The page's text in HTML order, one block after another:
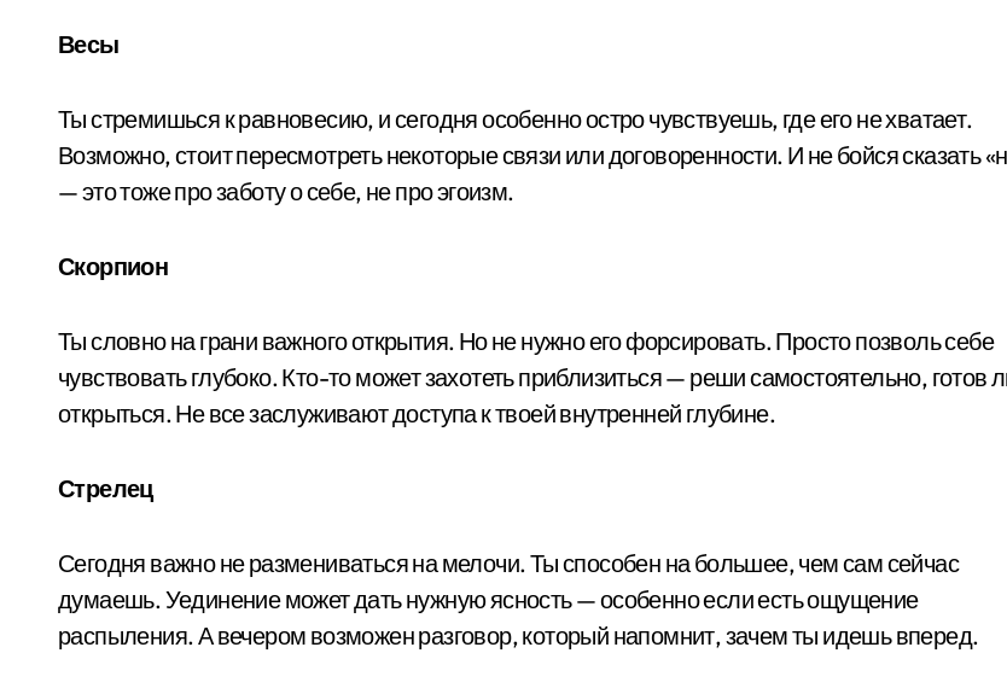
Весы
Ты стремишься к равновесию, и сегодня особенно остро чувствуешь, где его не хватает.
Возможно, стоит пересмотреть некоторые связи или договоренности. И не бойся сказать
— это тоже про заботу о себе, не про эгоизм.
Скорпион
Ты словно на грани важного открытия. Но не нужно его форсировать. Просто позволь себе
чувствовать глубоко. Кто-то может захотеть приблизиться — реши самостоятельно, готов
открыться. Не все заслуживают доступа к твоей внутренней глубине.
Стрелец
Сегодня важно не размениваться на мелочи. Ты способен на большее, чем сам сейчас
думаешь. Уединение может дать нужную ясность — особенно если есть ощущение
распыления. А вечером возможен разговор, который напомнит, зачем ты идешь вперед.